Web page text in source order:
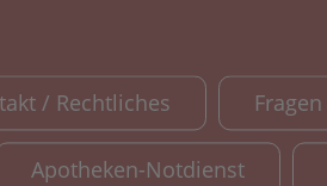
/ Rechtliches
Apotheken-Notdienst